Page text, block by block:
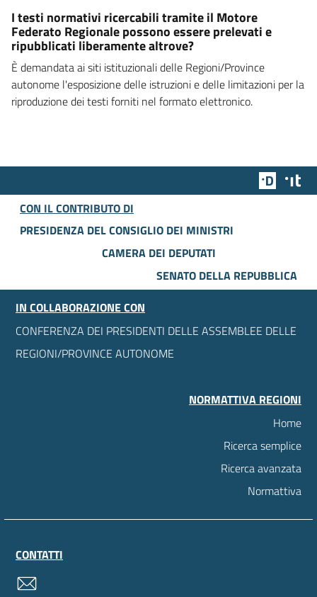
I testi normativi ricercabili tramite il Motore
Federato Regionale possono essere prelevati e
ripubblicati liberamente altrove?
È demandata ai siti istituzionali delle Regioni/Province
autonome l'esposizione delle istruzioni e delle limitazioni per la
riproduzione dei testi forniti nel formato elettronico.
Team
CON IL CONTRIBUTO DI
PRESIDENZA DEL CONSIGLIO DEI MINISTRI
CAMERA DEI DEPUTATI
SENATO DELLA REPUBBLICA
IN COLLABORAZIONE CON
CONFERENZA DEI PRESIDENTI DELLE ASSEMBLEE DELLE
REGIONI/PROVINCE AUTONOME
NORMATTIVA REGIONI
Home
Ricerca semplice
Ricerca avanzata
Normattiva
CONTATTI